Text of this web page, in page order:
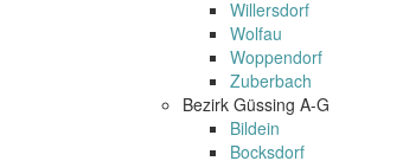
Willersdorf
Wolfau
Woppendorf
Zuberbach
Bezirk Güssing A-G
Bildein
Bocksdorf